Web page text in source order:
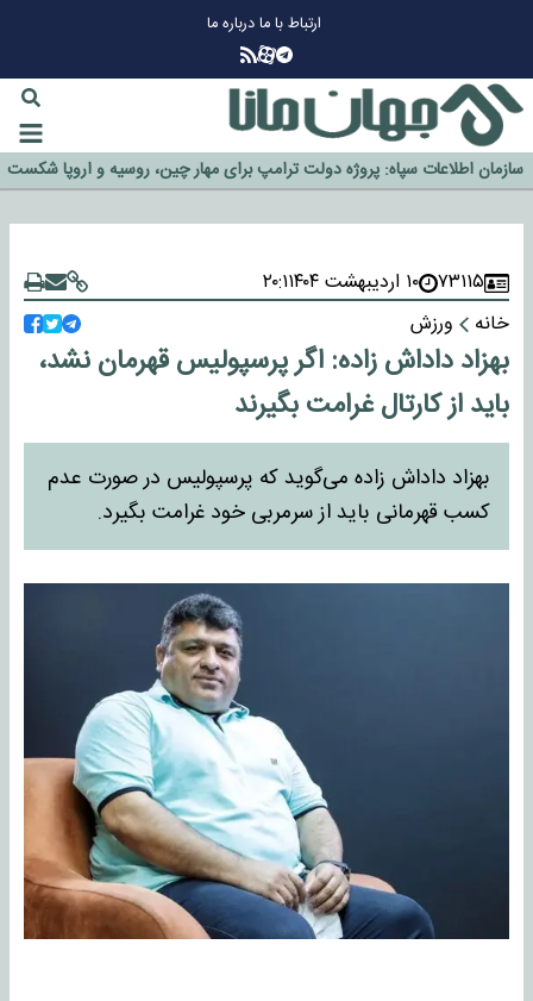
ارتباط با مادرباره ما
گزینه جدایی اوسمار روی میز مدیران پرسپولیس
آیا رئیس جمهور آمریکا قانون را دور می‌زند؟
اخراج رسمی چهره نامدار از پرسپولیس
سازمان اطلاعات سپاه: پروژه دولت ترامپ برای مهار چین، روسیه و اروپا شکست
خورد
۷۳۱۱۵ ۱۰ اردیبهشت ۱۴۰۴
۲۰:۱
خانه
ورزش
بهزاد داداش زاده: اگر پرسپولیس قهرمان نشد،
باید از کارتال غرامت بگیرند
بهزاد داداش زاده می‌گوید که پرسپولیس در صورت عدم
کسب قهرمانی باید از سرمربی خود غرامت بگیرد.